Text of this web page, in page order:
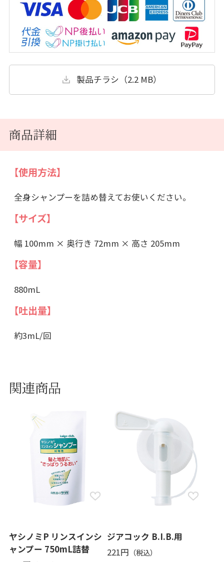
製品チラシ（2.2 MB）
商品詳細
【使用方法】
全身シャンプーを詰め替えてお使いください。
【サイズ】
幅 100mm × 奥行き 72mm × 高さ 205mm
【容量】
880mL
【吐出量】
約3mL/回
関連商品
ヤシノミP リンスインシ
ャンプー 750mL詰替
ジアコック B.I.B.用
221円